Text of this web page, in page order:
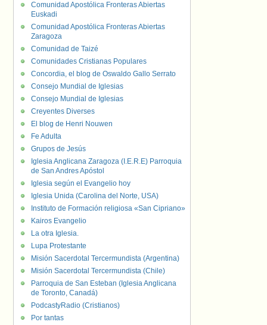
Comunidad Apostólica Fronteras Abiertas
Euskadi
Comunidad Apostólica Fronteras Abiertas
Zaragoza
Comunidad de Taizé
Comunidades Cristianas Populares
Concordia, el blog de Oswaldo Gallo Serrato
Consejo Mundial de Iglesias
Consejo Mundial de Iglesias
Creyentes Diverses
El blog de Henri Nouwen
Fe Adulta
Grupos de Jesús
Iglesia Anglicana Zaragoza (I.E.R.E) Parroquia
de San Andres Apóstol
Iglesia según el Evangelio hoy
Iglesia Unida (Carolina del Norte, USA)
Instituto de Formación religiosa «San Cipriano»
Kairos Evangelio
La otra Iglesia.
Lupa Protestante
Misión Sacerdotal Tercermundista (Argentina)
Misión Sacerdotal Tercermundista (Chile)
Parroquia de San Esteban (Iglesia Anglicana
de Toronto, Canadá)
PodcastyRadio (Cristianos)
Por tantas